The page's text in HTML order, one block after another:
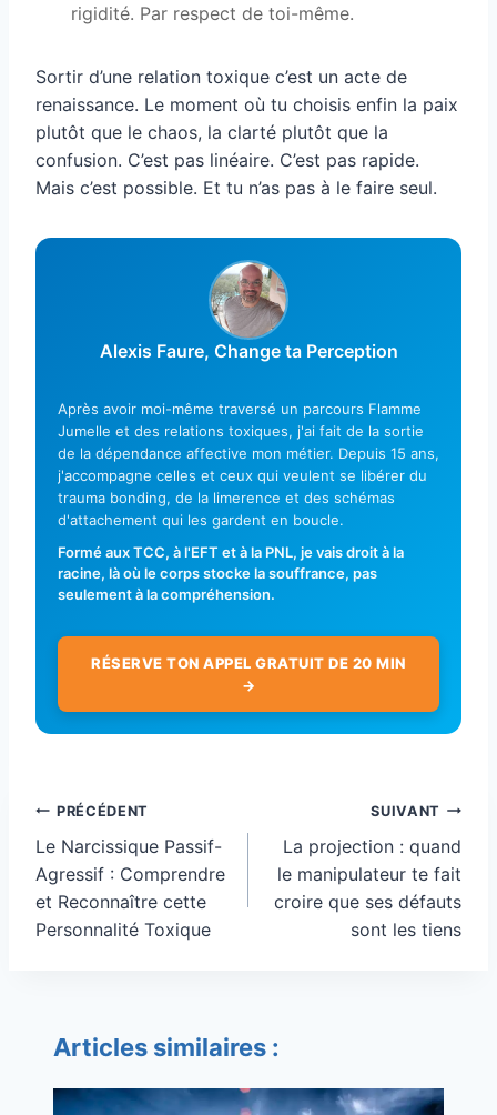
rigidité. Par respect de toi-même.
Sortir d’une relation toxique c’est un acte de
renaissance. Le moment où tu choisis enfin la paix
plutôt que le chaos, la clarté plutôt que la
confusion. C’est pas linéaire. C’est pas rapide.
Mais c’est possible. Et tu n’as pas à le faire seul.
Alexis Faure, Change ta Perception
Après avoir moi-même traversé un parcours Flamme
Jumelle et des relations toxiques, j'ai fait de la sortie
de la dépendance affective mon métier. Depuis 15 ans,
j'accompagne celles et ceux qui veulent se libérer du
trauma bonding, de la limerence et des schémas
d'attachement qui les gardent en boucle.
Formé aux TCC, à l'EFT et à la PNL, je vais droit à la
racine, là où le corps stocke la souffrance, pas
seulement à la compréhension.
RÉSERVE TON APPEL GRATUIT DE 20 MIN
→
Navigation
de
l’article
PRÉCÉDENT
Le Narcissique Passif-
Agressif : Comprendre
et Reconnaître cette
Personnalité Toxique
SUIVANT
La projection : quand
le manipulateur te fait
croire que ses défauts
sont les tiens
Articles similaires :